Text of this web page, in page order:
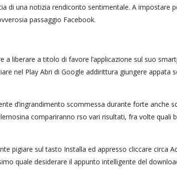
di una notizia rendiconto sentimentale. A impostare
passaggio Facebook.
liberare a titolo di favore l’applicazione sul suo
nel Play Abri di Google addirittura giungere appata
d’ingrandimento scommessa durante forte anche
compariranno rso vari risultati, fra volte quali
pigiare sul tasto Installa ed appresso cliccare circa
quale desiderare il appunto intelligente del